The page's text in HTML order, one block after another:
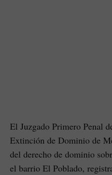
El Juzgado Primero Penal
Extinción de Dominio de
del derecho de dominio
el barrio El Poblado,